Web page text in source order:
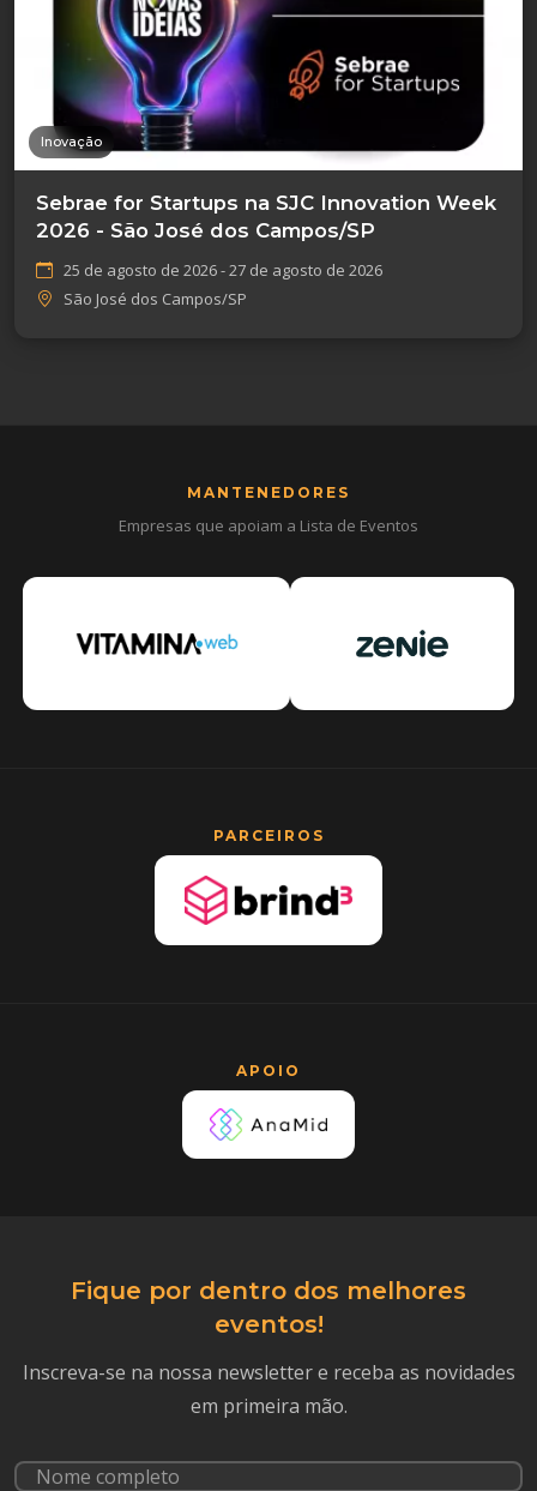
Inovação
Sebrae for Startups na SJC Innovation Week
2026 - São José dos Campos/SP
25 de agosto de 2026 - 27 de agosto de 2026
São José dos Campos/SP
MANTENEDORES
Empresas que apoiam a Lista de Eventos
PARCEIROS
APOIO
Fique por dentro dos melhores
eventos!
Inscreva-se na nossa newsletter e receba as novidades
em primeira mão.